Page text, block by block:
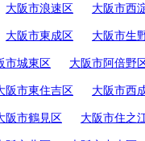
大阪市浪速区 大阪市西
大阪市東成区 大阪市生
市城東区 大阪市阿倍野
阪市東住吉区 大阪市西
阪市鶴見区 大阪市住之